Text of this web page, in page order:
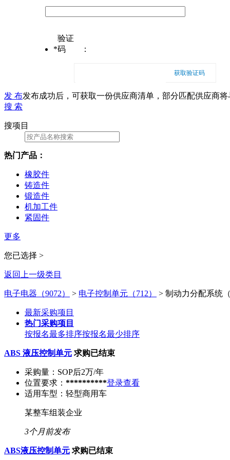
*
验证
码
：
获取验证码
发 布发布成功后，可获取一份供应商清单，部分匹配供应商
搜 索
搜项目
热门产品：
橡胶件
铸造件
锻造件
机加工件
紧固件
更多
您已选择 >
返回上一级类目
电子电器（9072） > 电子控制单元（712） > 制动力分配系统
最新采购项目
热门采购项目
按报名最多排序按报名最少排序
ABS 液压控制单元 求购已结束
采购量： SOP后2万/年
位置要求： **********登录查看
适用车型： 轻型商用车
某整车组装企业
3个月前发布
ABS液压控制单元 求购已结束